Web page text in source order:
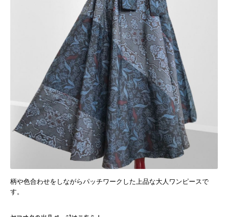
柄や色合わせをしながらパッチワークした上品な大人ワンピースで
す。